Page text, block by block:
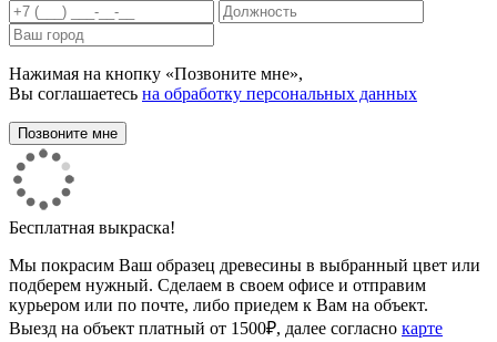
Нажимая на кнопку «Позвоните мне»,
Вы соглашаетесь на обработку персональных данных
Бесплатная выкраска!
Мы покрасим Ваш образец древесины в выбранный цвет или
подберем нужный. Сделаем в своем офисе и отправим
курьером или по почте, либо приедем к Вам на объект.
Выезд на объект платный от 1500₽, далее согласно карте